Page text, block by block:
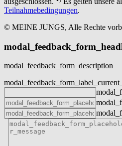
Teilnahmebedingungen.
© MEINE JUNGS, Alle Rechte
modal_feedback_form_description